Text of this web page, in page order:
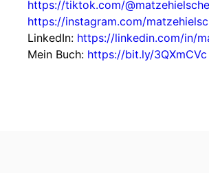
https://tiktok.com/
https://instagram.com/
LinkedIn: https://linkedin.com/in/
Mein Buch: https://bit.ly/3QXmCVc